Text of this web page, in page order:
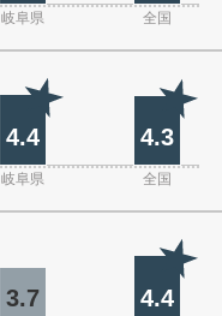
岐阜県 全国
4.4 4.3
岐阜県 全国
3.7 4.4